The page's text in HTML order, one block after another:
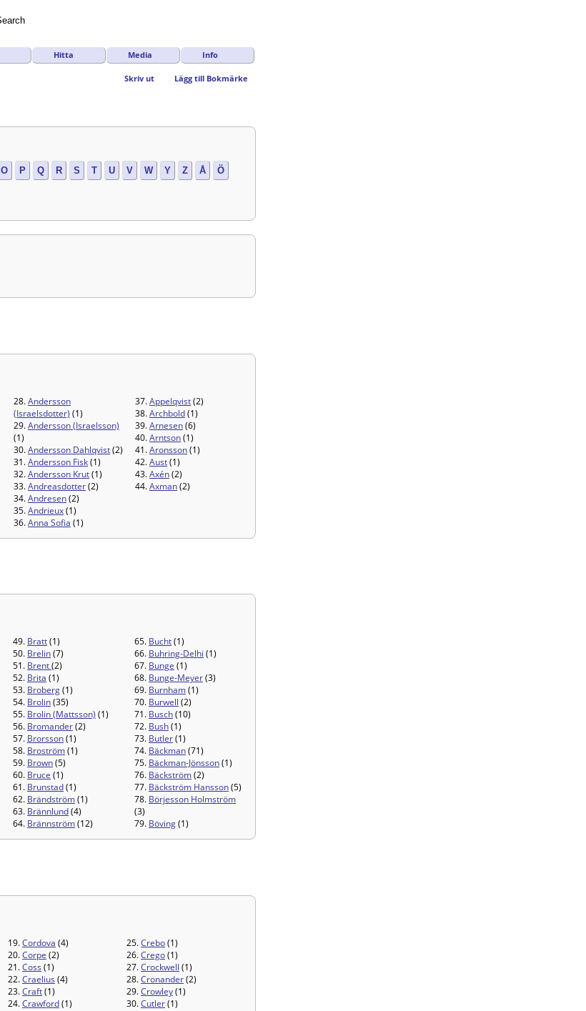
Hitta Media Info
Skriv ut Lägg till Bokmärke
O P Q R S T U V W Y Z Å Ö
28.Andersson
(Israelsdotter) (1)
29.Andersson (Israelsson)
(1)
30.Andersson Dahlqvist(2)
31.Andersson Fisk(1)
32.Andersson Krut(1)
33.Andreasdotter(2)
34.Andresen(2)
35.Andrieux(1)
36.Anna Sofia (1)
37.Appelqvist(2)
38.Archbold(1)
39.Arnesen(6)
40.Arntson(1)
41.Aronsson(1)
42.Aust(1)
43.Axén(2)
44.Axman(2)
49. Bratt(1)
50. Brelin(7)
51. Brent(2)
52. Brita (1)
53. Broberg(1)
54. Brolin(35)
55. Brolin (Mattsson) (1)
56. Bromander(2)
57. Brorsson(1)
58. Broström(1)
59. Brown(5)
60. Bruce (1)
61. Brunstad(1)
62. Brändström(1)
63. Brännlund(4)
64. Brännström(12)
65. Bucht(1)
66. Buhring-Delhi (1)
67. Bunge (1)
68. Bunge-Meyer(3)
69. Burnham(1)
70. Burwell (2)
71. Busch(10)
72. Bush(1)
73. Butler(1)
74. Bäckman(71)
75. Bäckman-Jönsson(1)
76. Bäckström(2)
77. Bäckström Hansson(5)
78. Börjesson Holmström
(3)
79. Böving(1)
19.Cordova (4)
20.Corpe (2)
21.Coss (1)
22.Craelius (4)
23.Craft(1)
24.Crawford(1)
25.Crebo(1)
26.Crego(1)
27.Crockwell (1)
28.Cronander(2)
29.Crowley(1)
30.Cutler(1)